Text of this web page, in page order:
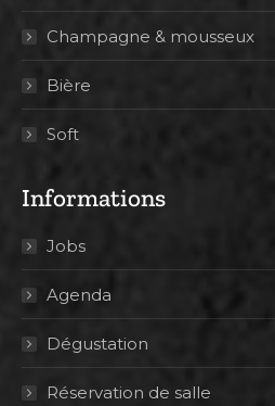
Champagne & mousseux
Bière
Soft
Informations
Jobs
Agenda
Dégustation
Réservation de salle